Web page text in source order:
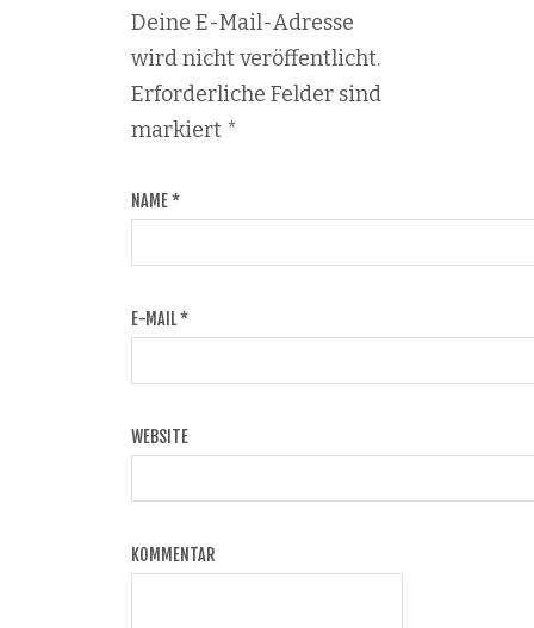
Deine E-Mail-Adresse
wird nicht veröffentlicht.
Erforderliche Felder sind
markiert *
NAME*
E-MAIL*
WEBSITE
KOMMENTAR